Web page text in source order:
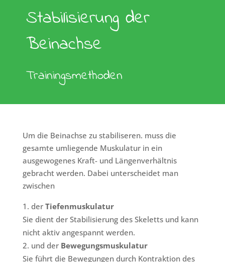
Stabilisierung der
Beinachse
Trainingsmethoden
Um die Beinachse zu stabiliseren. muss die
gesamte umliegende Muskulatur in ein
ausgewogenes Kraft- und Längenverhältnis
gebracht werden. Dabei unterscheidet man
zwischen
derTiefenmuskulatur
Sie dient der Stabilisierung des Skeletts und kann
nicht aktiv angespannt werden.
und der Bewegungsmuskulatur
Sie führt die Bewegungen durch Kontraktion des